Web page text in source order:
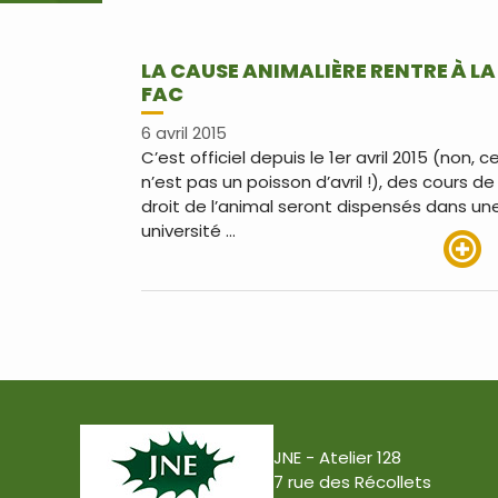
LA CAUSE ANIMALIÈRE RENTRE À LA
FAC
6 avril 2015
C’est officiel depuis le 1er avril 2015 (non, ce
n’est pas un poisson d’avril !), des cours de
droit de l’animal seront dispensés dans
université …
JNE - Atelier 128
7 rue des Récollets